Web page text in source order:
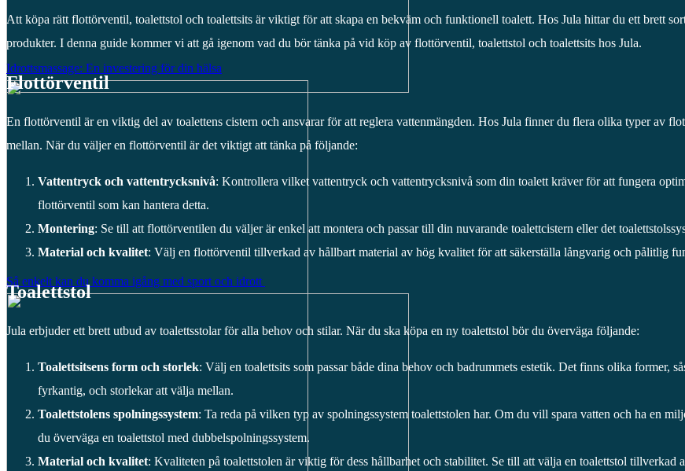
Idrottsmassage: En investering för din hälsa
Så enkelt kan du komma igång med sport och idrott
Att köpa rätt flottörventil, toalettstol och toalettsits är viktigt för att skapa en bekväm och funktionell toalett. Hos Jula hittar du ett brett
produkter. I denna guide kommer vi att gå igenom vad du bör tänka på vid köp av flottörventil, toalettstol och toalettsits hos Jula.
Flottörventil
En flottörventil är en viktig del av toalettens cistern och ansvarar för att reglera vattenmängden. Hos Jula finner du flera olika typer av
mellan. När du väljer en flottörventil är det viktigt att tänka på följande:
Vattentryck och vattentrycksnivå: Kontrollera vilket vattentryck och vattentrycksnivå som din toalett kräver för att fungera
flottörventil som kan hantera detta.
Montering: Se till att flottörventilen du väljer är enkel att montera och passar till din nuvarande toalettcistern eller det
Material och kvalitet: Välj en flottörventil tillverkad av hållbart material av hög kvalitet för att säkerställa långvarig och pålitlig
Toalettstol
Jula erbjuder ett brett utbud av toalettsstolar för alla behov och stilar. När du ska köpa en ny toalettstol bör du överväga följande:
Toalettsitsens form och storlek: Välj en toalettsits som passar både dina behov och badrummets estetik. Det finns olika former,
fyrkantig, och storlekar att välja mellan.
Toalettstolens spolningssystem: Ta reda på vilken typ av spolningssystem toalettstolen har. Om du vill spara vatten och ha en
du överväga en toalettstol med dubbelspolningssystem.
Material och kvalitet: Kvaliteten på toalettstolen är viktig för dess hållbarhet och stabilitet. Se till att välja en toalettstol tillverkad